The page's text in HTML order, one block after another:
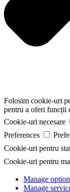
Folosim cookie-uri
pentru a oferi funcții
Cookie-uri necesare
Preferences
Cookie-uri pentru
Cookie-uri pentru
Manage
Manage